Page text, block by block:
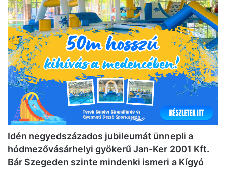
Idén negyedszázados jubileumát ünnepli a
hódmezővásárhelyi gyökerű Jan-Ker 2001 Kft.
Bár Szegeden szinte mindenki ismeri a Kígyó